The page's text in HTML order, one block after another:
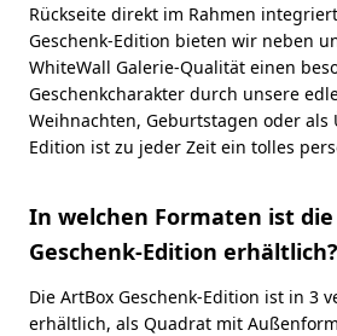
Rückseite direkt im Rahmen
Geschenk-Edition bieten wir neben
WhiteWall Galerie-Qualität einen
Geschenkcharakter durch unsere
Weihnachten, Geburtstagen oder als
Edition ist zu jeder Zeit ein tolles
In welchen Formaten ist
Geschenk-Edition erhältlich?
Die ArtBox Geschenk-Edition ist in 3
erhältlich, als Quadrat mit